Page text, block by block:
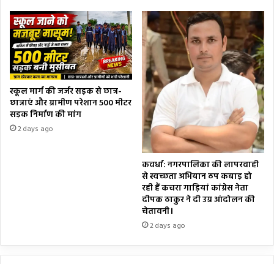
स्कूल मार्ग की जर्जर सड़क से छात्र-
छात्राएं और ग्रामीण परेशान 500 मीटर
सड़क निर्माण की मांग
2 days ago
कवर्धा: नगरपालिका की लापरवाही
से स्वच्छता अभियान ठप कबाड़ हो
रही हैं कचरा गाड़ियां कांग्रेस नेता
दीपक ठाकुर ने दी उग्र आंदोलन की
चेतावनी।
2 days ago